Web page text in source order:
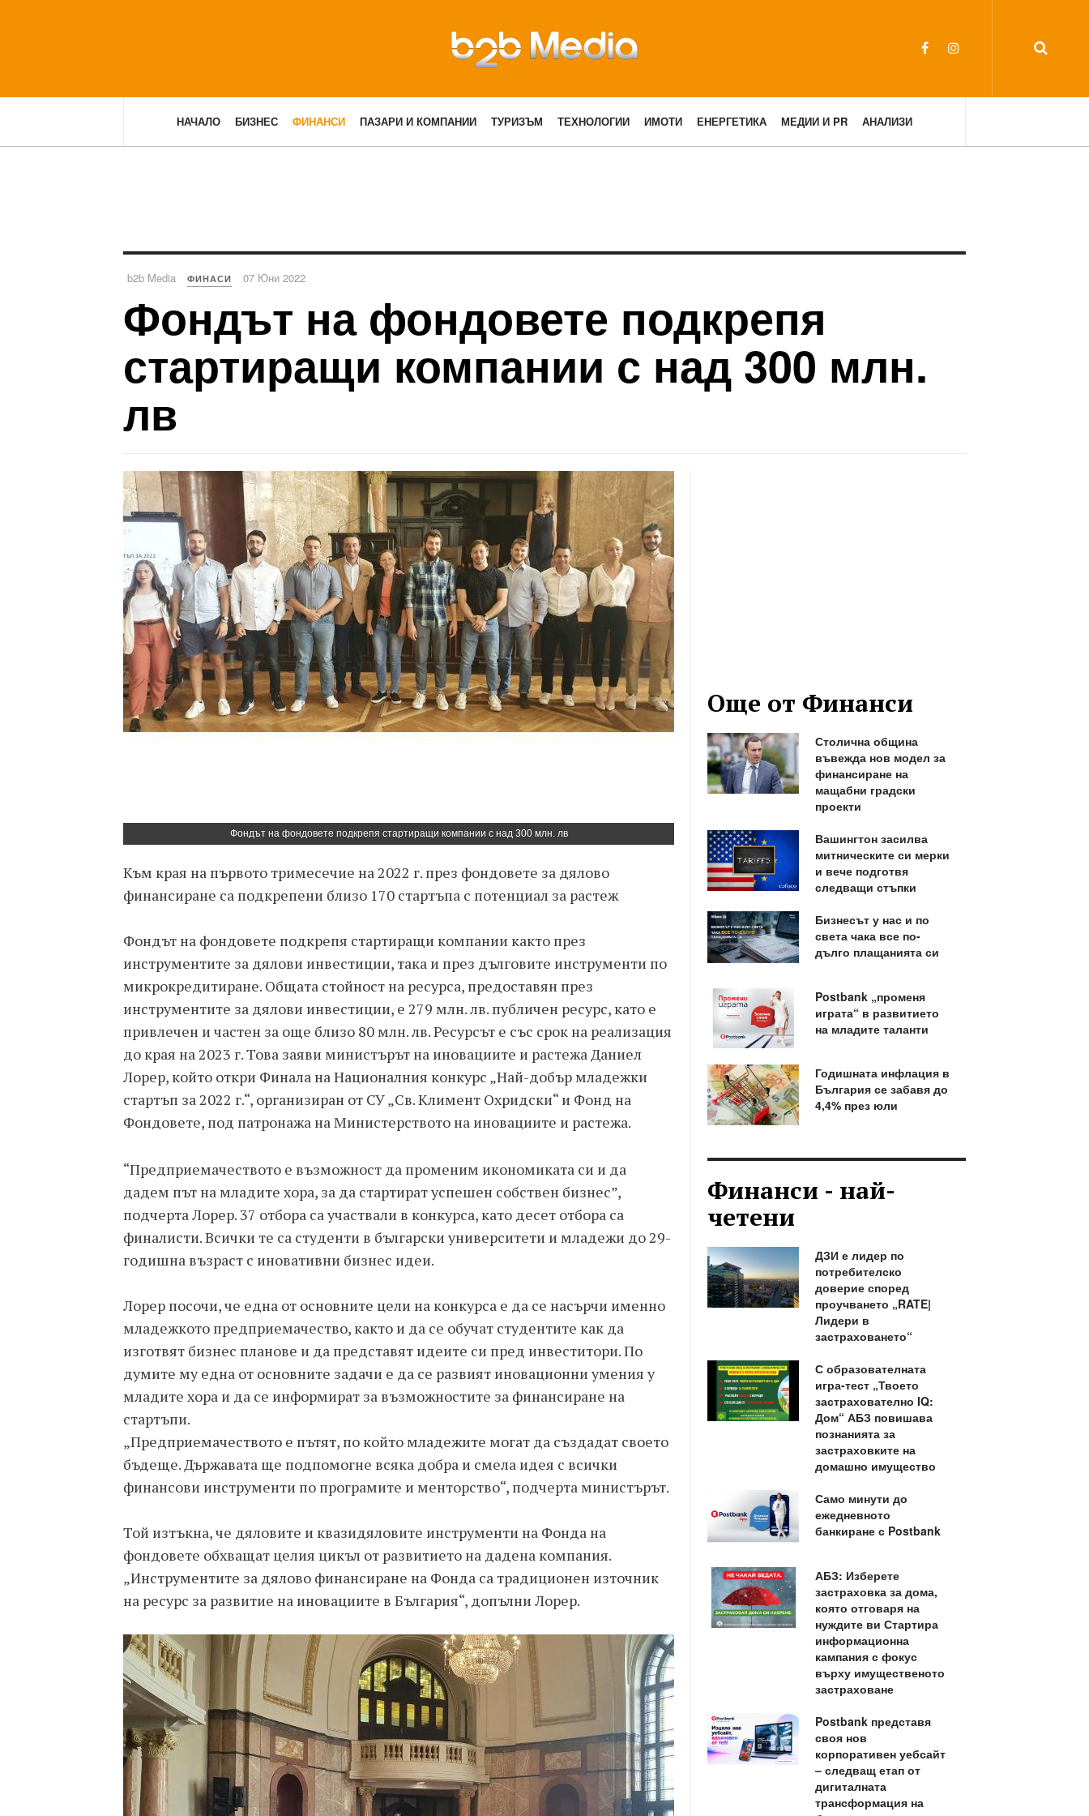
НАЧАЛО БИЗНЕС ФИНАНСИ ПАЗАРИ И КОМПАНИИ ТУРИЗЪМ ТЕХНОЛОГИИ ИМОТИ ЕНЕРГЕТИКА МЕДИИ И PR АНАЛИЗИ
b2b Media ФИНАСИ 07 Юни 2022
Фондът на фондовете подкрепя
стартиращи компании с над 300 млн.
лв
Фондът на фондовете подкрепя стартиращи компании с над 300 млн. лв
Към края на първото тримесечие на 2022 г. през фондовете за дялово
финансиране са подкрепени близо 170 стартъпа с потенциал за растеж
Фондът на фондовете подкрепя стартиращи компании както през
инструментите за дялови инвестиции, така и през дълговите инструменти по
микрокредитиране. Общата стойност на ресурса, предоставян през
инструментите за дялови инвестиции, е 279 млн. лв. публичен ресурс, като е
привлечен и частен за още близо 80 млн. лв. Ресурсът е със срок на реализация
до края на 2023 г. Това заяви министърът на иновациите и растежа Даниел
Лорер, който откри Финала на Националния конкурс „Най-добър младежки
стартъп за 2022 г.“, организиран от СУ „Св. Климент Охридски“ и Фонд на
Фондовете, под патронажа на Министерството на иновациите и растежа.
“Предприемачеството е възможност да променим икономиката си и да
дадем път на младите хора, за да стартират успешен собствен бизнес”,
подчерта Лорер. 37 отбора са участвали в конкурса, като десет отбора са
финалисти. Всички те са студенти в български университети и младежи до 29-
годишна възраст с иновативни бизнес идеи.
Лорер посочи, че една от основните цели на конкурса е да се насърчи именно
младежкото предприемачество, както и да се обучат студентите как да
изготвят бизнес планове и да представят идеите си пред инвеститори. По
думите му една от основните задачи е да се развият иновационни умения у
младите хора и да се информират за възможностите за финансиране на
стартъпи.
„Предприемачеството е пътят, по който младежите могат да създадат своето
бъдеще. Държавата ще подпомогне всяка добра и смела идея с всички
финансови инструменти по програмите и менторство“, подчерта министърът.
Той изтъкна, че дяловите и квазидяловите инструменти на Фонда на
фондовете обхващат целия цикъл от развитието на дадена компания.
„Инструментите за дялово финансиране на Фонда са традиционен източник
на ресурс за развитие на иновациите в България“, допълни Лорер.
Още от Финанси
Столична община
въвежда нов модел за
финансиране на
мащабни градски
проекти
Вашингтон засилва
митническите си мерки
и вече подготвя
следващи стъпки
Бизнесът у нас и по
света чака все по-
дълго плащанията си
Postbank „променя
играта“ в развитието
на младите таланти
Годишната инфлация в
България се забавя до
4,4% през юли
Финанси - най-
четени
ДЗИ е лидер по
потребителско
доверие според
проучването „RATE|
Лидери в
застраховането“
С образователната
игра-тест „Твоето
застрахователно IQ:
Дом“ АБЗ повишава
познанията за
застраховките на
домашно имущество
Само минути до
ежедневното
банкиране с Postbank
АБЗ: Изберете
застраховка за дома,
която отговаря на
нуждите ви Стартира
информационна
кампания с фокус
върху имущественото
застраховане
Postbank представя
своя нов
корпоративен уебсайт
– следващ етап от
дигиталната
трансформация на